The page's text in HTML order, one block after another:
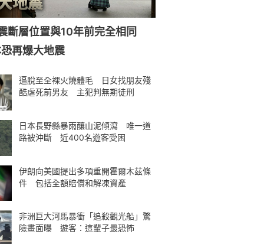
斷層位置與10年前完全相同
再爆大地震
逼脫至全裸火燒體毛 日女找朋友殘
酷虐死前男友 主犯判無期徒刑
日本長野縣暴雨釀山泥傾瀉 唯一道
路被沖斷 近400名遊客受困
伊朗向美國提出多項重開霍爾木茲條
件 包括全額賠償和解凍資產
非洲巨大河馬暴衝「追殺觀光船」驚
險畫面曝 遊客：這輩子最恐怖